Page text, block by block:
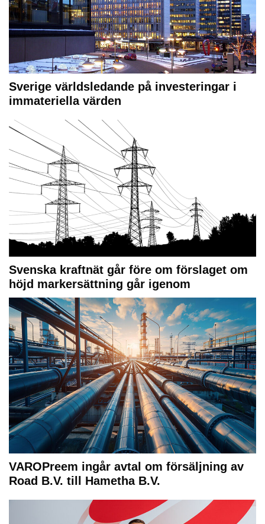
Sverige världsledande på investeringar i
immateriella värden
Svenska kraftnät går före om förslaget om
höjd markersättning går igenom
VAROPreem ingår avtal om försäljning av
Road B.V. till Hametha B.V.